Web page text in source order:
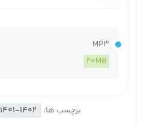
MP3
20MB
برچسب ها: 1401-1402